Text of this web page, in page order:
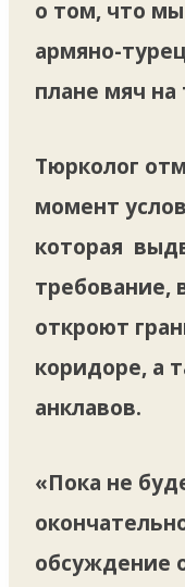
о том, что
армяно-
плане мяч на
Тюрколог
момент
которая
требование,
откроют
коридоре, а
анклавов.
«Пока не
обсуждение